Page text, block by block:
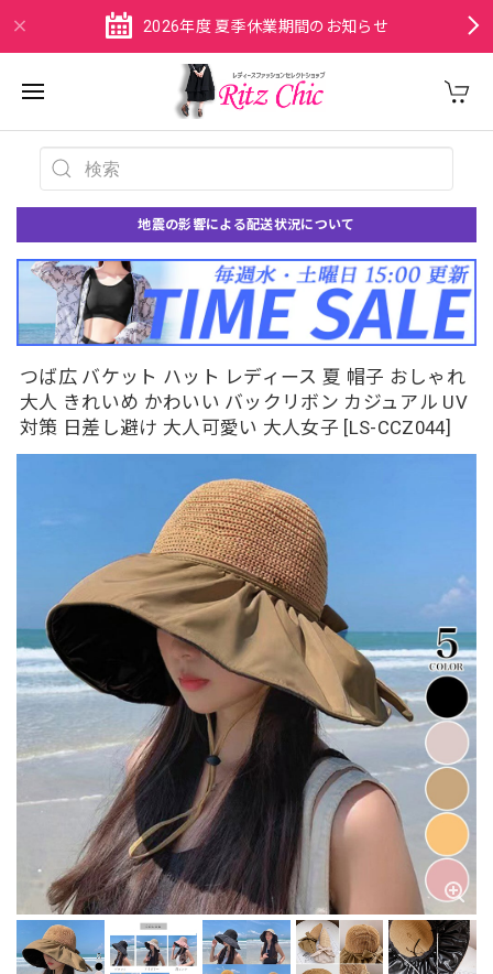
2026年度 夏季休業期間のお知らせ
地震の影響による配送状況について
つば広 バケット ハット レディース 夏 帽子 おしゃれ
大人 きれいめ かわいい バックリボン カジュアル UV
対策 日差し避け 大人可愛い 大人女子 [LS-CCZ044]